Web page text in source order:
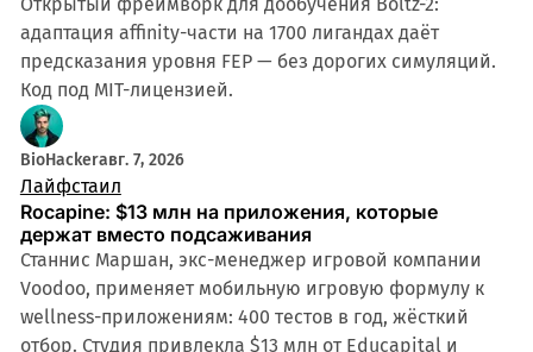
адаптация affinity-части на 1700 лигандах даёт
предсказания уровня FEP — без дорогих симуляций.
Код под MIT-лицензией.
BioHackerавг. 7, 2026
Лайфстаил
Rocapine: $13 млн на приложения, которые
держат вместо подсаживания
Станнис Маршан, экс-менеджер игровой компании
Voodoo, применяет мобильную игровую формулу к
wellness-приложениям: 400 тестов в год, жёсткий
отбор. Студия привлекла $13 млн от Educapital и